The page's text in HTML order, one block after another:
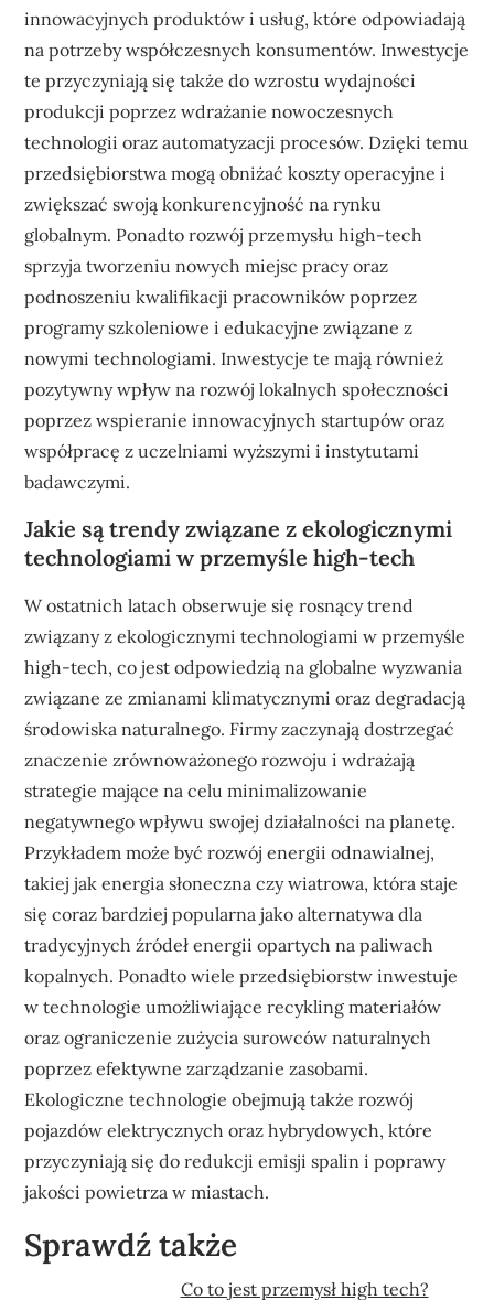
innowacyjnych produktów i usług, które odpowiadają
na potrzeby współczesnych konsumentów. Inwestycje
te przyczyniają się także do wzrostu wydajności
produkcji poprzez wdrażanie nowoczesnych
technologii oraz automatyzacji procesów. Dzięki temu
przedsiębiorstwa mogą obniżać koszty operacyjne i
zwiększać swoją konkurencyjność na rynku
globalnym. Ponadto rozwój przemysłu high-tech
sprzyja tworzeniu nowych miejsc pracy oraz
podnoszeniu kwalifikacji pracowników poprzez
programy szkoleniowe i edukacyjne związane z
nowymi technologiami. Inwestycje te mają również
pozytywny wpływ na rozwój lokalnych społeczności
poprzez wspieranie innowacyjnych startupów oraz
współpracę z uczelniami wyższymi i instytutami
badawczymi.
Jakie są trendy związane z ekologicznymi
technologiami w przemyśle high-tech
W ostatnich latach obserwuje się rosnący trend
związany z ekologicznymi technologiami w przemyśle
high-tech, co jest odpowiedzią na globalne wyzwania
związane ze zmianami klimatycznymi oraz degradacją
środowiska naturalnego. Firmy zaczynają dostrzegać
znaczenie zrównoważonego rozwoju i wdrażają
strategie mające na celu minimalizowanie
negatywnego wpływu swojej działalności na planetę.
Przykładem może być rozwój energii odnawialnej,
takiej jak energia słoneczna czy wiatrowa, która staje
się coraz bardziej popularna jako alternatywa dla
tradycyjnych źródeł energii opartych na paliwach
kopalnych. Ponadto wiele przedsiębiorstw inwestuje
w technologie umożliwiające recykling materiałów
oraz ograniczenie zużycia surowców naturalnych
poprzez efektywne zarządzanie zasobami.
Ekologiczne technologie obejmują także rozwój
pojazdów elektrycznych oraz hybrydowych, które
przyczyniają się do redukcji emisji spalin i poprawy
jakości powietrza w miastach.
Sprawdź także
Co to jest przemysł high tech?